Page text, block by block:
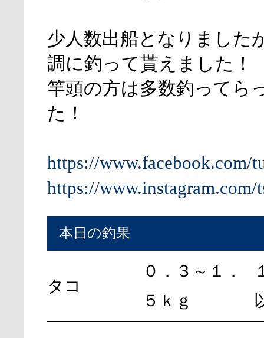
少人数出船となりました
調に釣って貰えました！
竿頭の方は多数釣ってら
た！
https://www.facebook.com/
https://www.instagram.com/
本日の釣果
タコ
０．３～１．
５ｋｇ